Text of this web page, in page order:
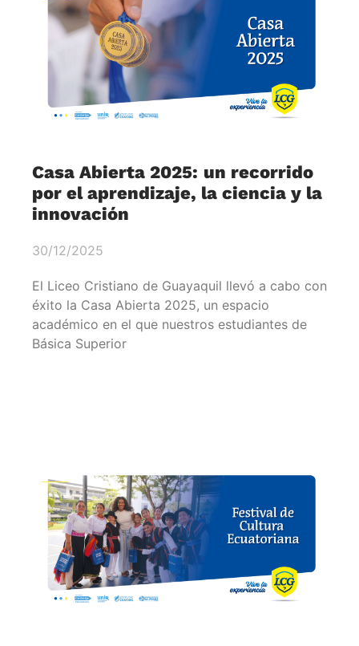
Casa Abierta 2025: un recorrido
por el aprendizaje, la ciencia y la
innovación
30/12/2025
El Liceo Cristiano de Guayaquil llevó a cabo con
éxito la Casa Abierta 2025, un espacio
académico en el que nuestros estudiantes de
Básica Superior